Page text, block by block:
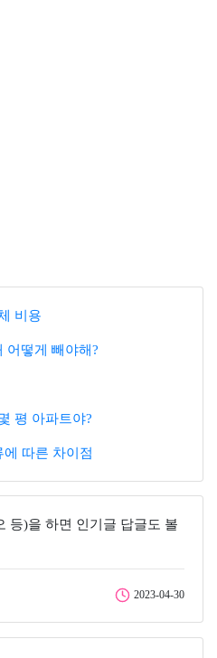
비용
어떻게 빼야해?
평 아파트야?
따른 차이점
등)을 하면 인기글 답글도 볼
2023-04-30